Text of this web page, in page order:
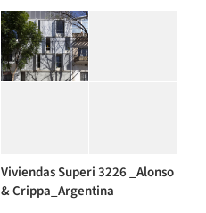
Viviendas Superi 3226 _Alonso
& Crippa_Argentina